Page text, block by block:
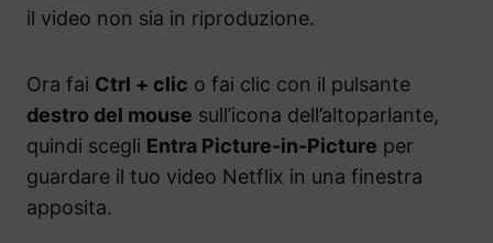
il video non sia in riproduzione.
Ora fai Ctrl + clic o fai clic con il pulsante
destro del mouse sull’icona dell’altoparlante,
quindi scegli Entra Picture-in-Picture per
guardare il tuo video Netflix in una finestra
apposita.